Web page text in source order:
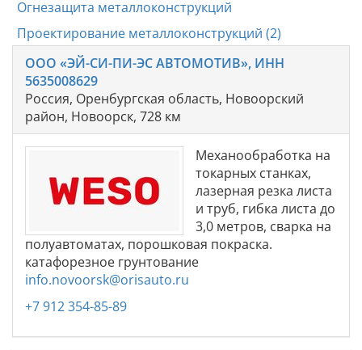
Огнезащита металлоконструкций
Проектирование металлоконструкций (2)
ООО «ЭЙ-СИ-ПИ-ЭС АВТОМОТИВ», ИНН
5635008629
Россия, Оренбургская область, Новоорский
район, Новоорск, 728 км
Механообработка на
токарных станках,
лазерная резка листа
и труб, гибка листа до
3,0 метров, сварка на
полуавтоматах, порошковая покраска.
катафорезное грунтование
info.novoorsk@orisauto.ru
+7 912 354-85-89